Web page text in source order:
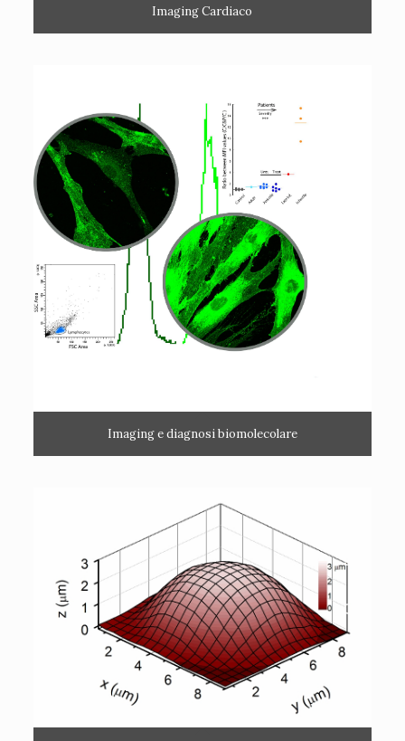
Imaging Cardiaco
Imaging e diagnosi biomolecolare